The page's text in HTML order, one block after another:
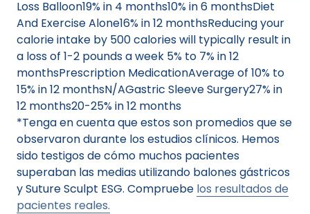
Loss Balloon19% in 4 months10% in 6 monthsDiet
And Exercise Alone16% in 12 monthsReducing your
calorie intake by 500 calories will typically result in
a loss of 1-2 pounds a week 5% to 7% in 12
monthsPrescription MedicationAverage of 10% to
15% in 12 monthsN/AGastric Sleeve Surgery27% in
12 months20-25% in 12 months
*Tenga en cuenta que estos son promedios que se
observaron durante los estudios clínicos. Hemos
sido testigos de cómo muchos pacientes
superaban las medias utilizando balones gástricos
y Suture Sculpt ESG. Compruebe los resultados de
pacientes reales.